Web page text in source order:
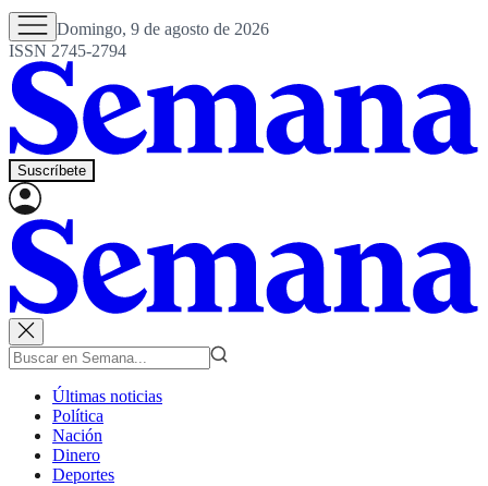
Domingo, 9 de agosto de 2026
ISSN 2745-2794
Suscríbete
Últimas noticias
Política
Nación
Dinero
Deportes